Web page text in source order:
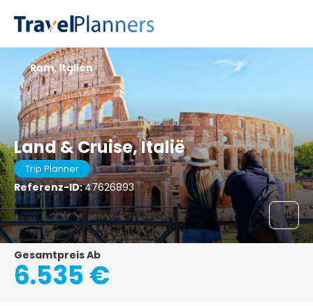
Land & Cruise, Italië
Trip Planner
Referenz-ID:47626893
Rom, Italien
Gesamtpreis Ab
6.535 €